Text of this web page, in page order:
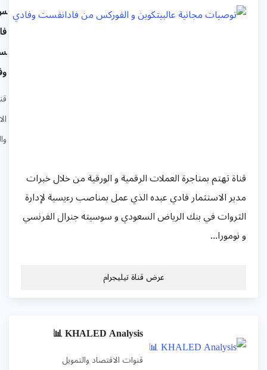
س من
وفادي
الاقتصاد
والتمويل
قناة تهتم بمتاجرة العملات الرقمية و الورقية من خلال خبرات
مدير الاستثمار فادي عبده الذي عمل بمناصب رءيسية لإدارة
الثروات في بنك الرياض السعودي و سوسيته جنرال الفرنسي
و نومورا...
عرض قناة تيليجرام
KHALED Analysis 📊
قنوات الاقتصاد والتمويل